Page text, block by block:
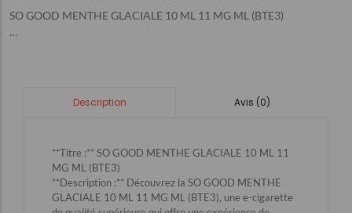
SO GOOD MENTHE GLACIALE 10 ML 11 MG ML (BTE3)
…
Description Avis (0)
**Titre :** SO GOOD MENTHE GLACIALE 10 ML 11
MG ML (BTE3)
**Description :** Découvrez la SO GOOD MENTHE
GLACIALE 10 ML 11 MG ML (BTE3), une e-cigarette